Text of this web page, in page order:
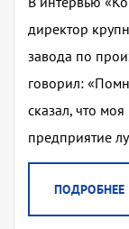
директор
завода по
говорил:
сказал, что
предприятие
ПОДРОБНЕЕ